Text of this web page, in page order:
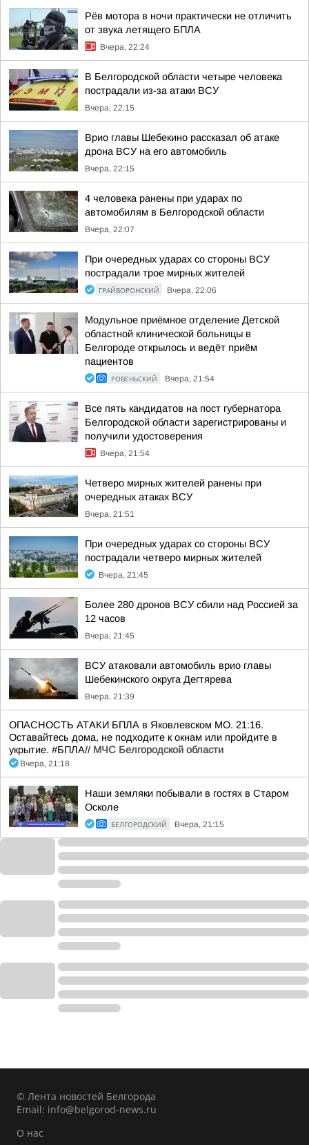
Рёв мотора в ночи практически не отличить
от звука летящего БПЛА
Вчера, 22:24
В Белгородской области четыре человека
пострадали из-за атаки ВСУ
Вчера, 22:15
Врио главы Шебекино рассказал об атаке
дрона ВСУ на его автомобиль
Вчера, 22:15
4 человека ранены при ударах по
автомобилям в Белгородской области
Вчера, 22:07
При очередных ударах со стороны ВСУ
пострадали трое мирных жителей
ГРАЙВОРОНСКИЙ Вчера, 22:06
Модульное приёмное отделение Детской
областной клинической больницы в
Белгороде открылось и ведёт приём
пациентов
РОВЕНЬСКИЙ Вчера, 21:54
Все пять кандидатов на пост губернатора
Белгородской области зарегистрированы и
получили удостоверения
Вчера, 21:54
Четверо мирных жителей ранены при
очередных атаках ВСУ
Вчера, 21:51
При очередных ударах со стороны ВСУ
пострадали четверо мирных жителей
Вчера, 21:45
Более 280 дронов ВСУ сбили над Россией за
12 часов
Вчера, 21:45
ВСУ атаковали автомобиль врио главы
Шебекинского округа Дегтярева
Вчера, 21:39
ОПАСНОСТЬ АТАКИ БПЛА в Яковлевском МО. 21:16.
Оставайтесь дома, не подходите к окнам или пройдите в
укрытие. #БПЛА// МЧС Белгородской области
Вчера, 21:18
Наши земляки побывали в гостях в Старом
Осколе
БЕЛГОРОДСКИЙ Вчера, 21:15
© Лента новостей Белгорода
Email: info@belgorod-news.ru
О нас